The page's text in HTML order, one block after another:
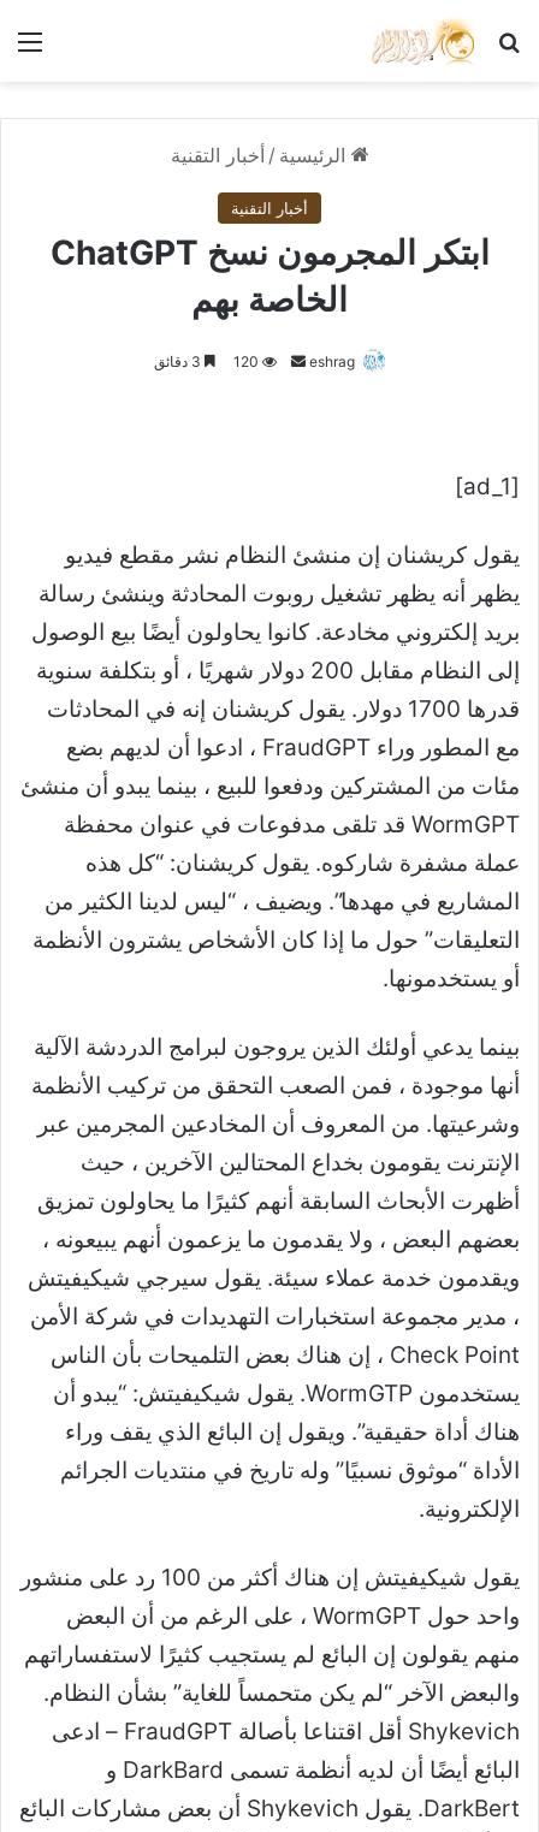
بحث عن
الرئيسية / أخبار التقنية
أخبار التقنية
ابتكر المجرمون نسخ ChatGPT
الخاصة بهم
eshrag
أرسل 120
[ad_1]
يقول كريشنان إن منشئ النظام نشر مقطع فيديو
يظهر أنه يظهر تشغيل روبوت المحادثة وينشئ رسالة
بريد إلكتروني مخادعة. كانوا يحاولون أيضًا بيع الوصول
إلى النظام مقابل 200 دولار شهريًا ، أو بتكلفة سنوية
قدرها 1700 دولار. يقول كريشنان إنه في المحادثات
مع المطور وراء FraudGPT ، ادعوا أن لديهم بضع
مئات من المشتركين ودفعوا للبيع ، بينما يبدو أن منشئ
WormGPT قد تلقى مدفوعات في عنوان محفظة
عملة مشفرة شاركوه. يقول كريشنان: “كل هذه
المشاريع في مهدها”. ويضيف ، “ليس لدينا الكثير من
التعليقات” حول ما إذا كان الأشخاص يشترون الأنظمة
أو يستخدمونها.
بينما يدعي أولئك الذين يروجون لبرامج الدردشة الآلية
أنها موجودة ، فمن الصعب التحقق من تركيب الأنظمة
وشرعيتها. من المعروف أن المخادعين المجرمين عبر
الإنترنت يقومون بخداع المحتالين الآخرين ، حيث
أظهرت الأبحاث السابقة أنهم كثيرًا ما يحاولون تمزيق
بعضهم البعض ، ولا يقدمون ما يزعمون أنهم يبيعونه ،
ويقدمون خدمة عملاء سيئة. يقول سيرجي شيكيفيتش
، مدير مجموعة استخبارات التهديدات في شركة الأمن
Check Point ، إن هناك بعض التلميحات بأن الناس
يستخدمون WormGTP. يقول شيكيفيتش: “يبدو أن
هناك أداة حقيقية”. ويقول إن البائع الذي يقف وراء
الأداة “موثوق نسبيًا” وله تاريخ في منتديات الجرائم
الإلكترونية.
يقول شيكيفيتش إن هناك أكثر من 100 رد على منشور
واحد حول WormGPT ، على الرغم من أن البعض
منهم يقولون إن البائع لم يستجيب كثيرًا لاستفساراتهم
والبعض الآخر “لم يكن متحمساً للغاية” بشأن النظام.
Shykevich أقل اقتناعا بأصالة FraudGPT – ادعى
البائع أيضًا أن لديه أنظمة تسمى DarkBard و
DarkBert. يقول Shykevich أن بعض مشاركات البائع